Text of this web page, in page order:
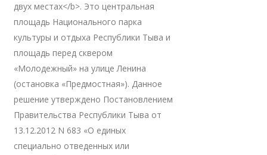
двух местах</b>. Это центральная
площадь Национального парка
культуры и отдыха Республики Тыва и
площадь перед сквером
«Молодежный» на улице Ленина
(остановка «Предмостная»). Данное
решение утверждено Постановлением
Правительства Республики Тыва от
13.12.2012 N 683 «О единых
специально отведенных или